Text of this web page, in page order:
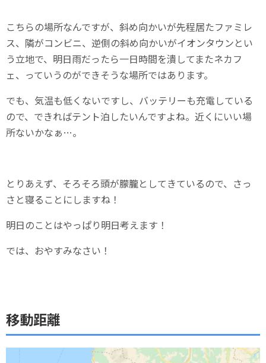
こちらの場所なんですが、斜め向かいが先程居たファミレ
ス、隣がコンビニ、逆側の斜め向かいがイオンタウンとい
う立地で、明日雨だったら一日時間を潰してまたネカフ
ェ、っていうのができそうな場所ではあります。
でも、気温も低くないですし、バッテリーも充電している
ので、できればテント泊したいんですよね。近くにいい場
所ないかなぁ…。
とりあえず、そろそろ頭が朦朧としてきているので、さっ
さと寝ることにしますね！
明日のことはやっぱり明日考えます！
では、おやすみなさい！
移動距離